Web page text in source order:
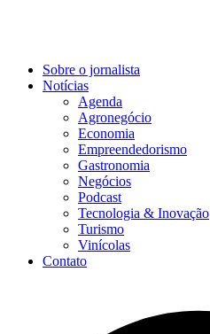
Sobre o jornalista
Notícias
Agenda
Agronegócio
Economia
Empreendedorismo
Gastronomia
Negócios
Podcast
Tecnologia & Inovação
Turismo
Vinícolas
Contato